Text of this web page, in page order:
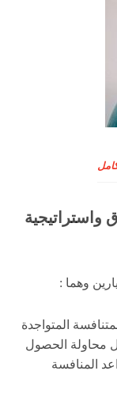
واستراتيجية
وهما :
المتواجدة
محاولة الحصول
المنافسة